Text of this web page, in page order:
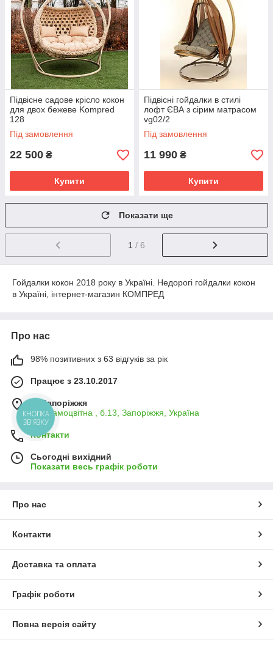
Підвісне садове крісло кокон
для двох бежеве Kompred
128
Під замовлення
22 500 ₴
Купити
Підвісні гойдалки в стилі
лофт ЄВА з сірим матрасом
vg02/2
Під замовлення
11 990 ₴
Купити
Показати ще
1 / 6
Гойдалки кокон 2018 року в Україні. Недорогі гойдалки кокон
в Україні, інтернет-магазин КОМПРЕД
Про нас
98% позитивних з 63 відгуків за рік
Працює з 23.10.2017
м. Запоріжжя
вул.Самоцвітна , б.13, Запоріжжя, Україна
Контакти
Сьогодні вихідний
Показати весь графік роботи
Про нас
Контакти
Доставка та оплата
Графік роботи
Повна версія сайту
КНОПКА
ЗВ'ЯЗКУ